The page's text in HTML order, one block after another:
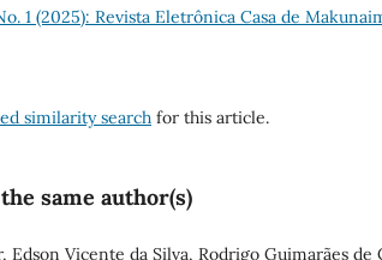
1 (2025): Revista Eletrônica Casa de
similarity search for this article.
same author(s)
Vicente da Silva, Rodrigo Guimarães de